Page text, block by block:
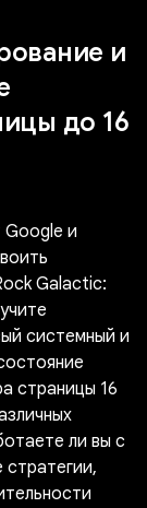
и
до 16
Google и
Galactic:
системный и
страницы 16
ли вы с
стратегии,